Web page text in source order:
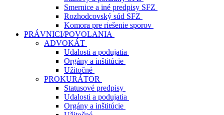
Smernice a iné predpisy SFZ
Rozhodcovský súd SFZ
Komora pre riešenie sporov
PRÁVNICI/POVOLANIA
ADVOKÁT
Udalosti a podujatia
Orgány a inštitúcie
Užitočné
PROKURÁTOR
Statusové predpisy
Udalosti a podujatia
Orgány a inštitúcie